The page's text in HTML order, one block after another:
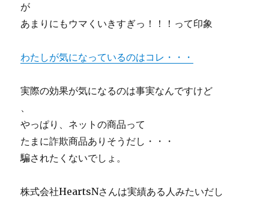
が
あまりにもウマくいきすぎっ！！！って印象
わたしが気になっているのはコレ・・・
実際の効果が気になるのは事実なんですけど
、
やっぱり、ネットの商品って
たまに詐欺商品ありそうだし・・・
騙されたくないでしょ。
株式会社HeartsNさんは実績ある人みたいだし